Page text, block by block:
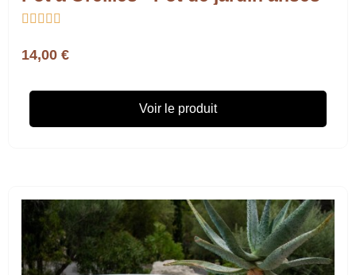
    
14,00 €
Voir le produit